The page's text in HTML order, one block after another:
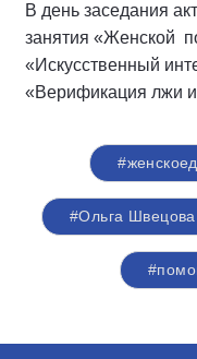
В день заседания
занятия «Женской
«Искусственный
«Верификация лжи
#Ольга Швецова